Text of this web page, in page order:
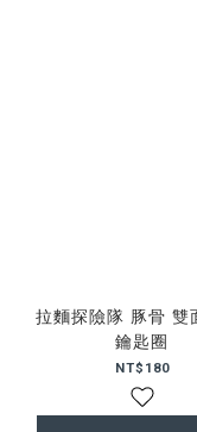
拉麵探險隊 豚骨 雙
鑰匙圈
NT$180